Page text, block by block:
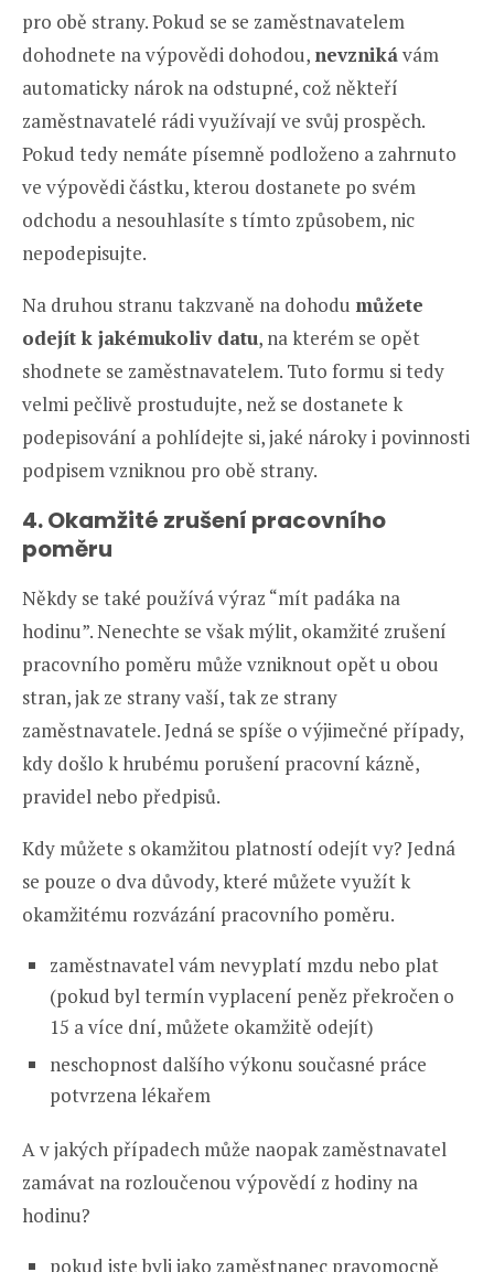
pro obě strany. Pokud se se zaměstnavatelem
dohodnete na výpovědi dohodou, nevznikávám
automaticky nárok na odstupné, což někteří
zaměstnavatelé rádi využívají ve svůj prospěch.
Pokud tedy nemáte písemně podloženo a zahrnuto
ve výpovědi částku, kterou dostanete po svém
odchodu a nesouhlasíte s tímto způsobem, nic
nepodepisujte.
Na druhou stranu takzvaně na dohodu můžete
odejít k jakémukoliv datu, na kterém se opět
shodnete se zaměstnavatelem. Tuto formu si tedy
velmi pečlivě prostudujte, než se dostanete k
podepisování a pohlídejte si, jaké nároky i povinnosti
podpisem vzniknou pro obě strany.
4. Okamžité zrušení pracovního
poměru
Někdy se také používá výraz “mít padáka na
hodinu”. Nenechte se však mýlit, okamžité zrušení
pracovního poměru může vzniknout opět u obou
stran, jak ze strany vaší, tak ze strany
zaměstnavatele. Jedná se spíše o výjimečné případy,
kdy došlo k hrubému porušení pracovní kázně,
pravidel nebo předpisů.
Kdy můžete s okamžitou platností odejít vy? Jedná
se pouze o dva důvody, které můžete využít k
okamžitému rozvázání pracovního poměru.
zaměstnavatel vám nevyplatí mzdu nebo plat
(pokud byl termín vyplacení peněz překročen o
15 a více dní, můžete okamžitě odejít)
neschopnost dalšího výkonu současné práce
potvrzena lékařem
A v jakých případech může naopak zaměstnavatel
zamávat na rozloučenou výpovědí z hodiny na
hodinu?
pokud jste byli jako zaměstnanec pravomocně